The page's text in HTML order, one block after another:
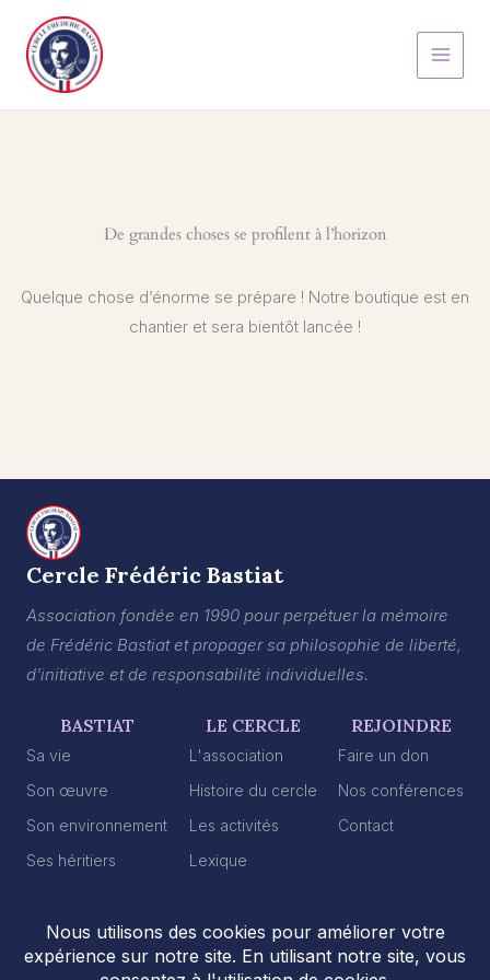
contenu
De grandes choses se profilent à l’horizon
Quelque chose d’énorme se prépare ! Notre boutique est en
chantier et sera bientôt lancée !
Cercle Frédéric Bastiat
Association fondée en 1990 pour perpétuer la mémoire
de Frédéric Bastiat et propager sa philosophie de liberté,
d'initiative et de responsabilité individuelles.
BASTIAT
Sa vie
Son œuvre
Son environnement
Ses héritiers
LE CERCLE
L'association
Histoire du cercle
Les activités
Lexique
REJOINDRE
Faire un don
Nos conférences
Contact
2026 © Cercle Frédéric Bastiat